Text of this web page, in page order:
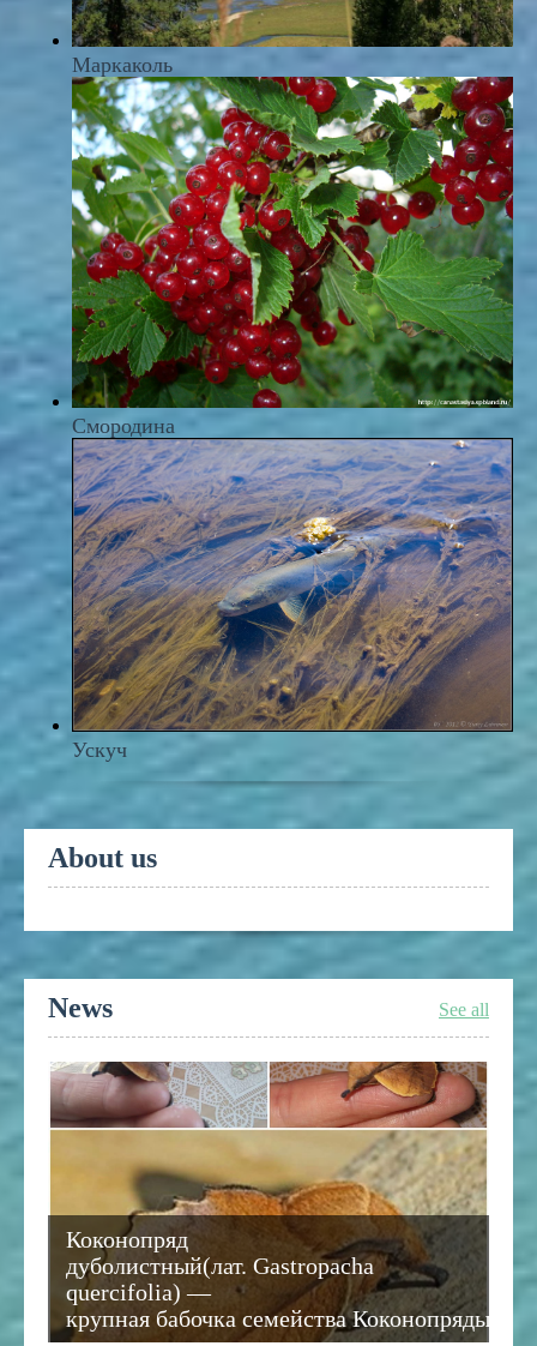
About us
News See all
Коконопряд
дуболистный(лат. Gastropacha
quercifolia) —
крупная бабочка семейства Коконопряды